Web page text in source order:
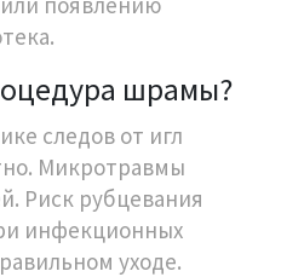
шрамы?
следов от игл
Микротравмы
Риск рубцевания
инфекционных
уходе.